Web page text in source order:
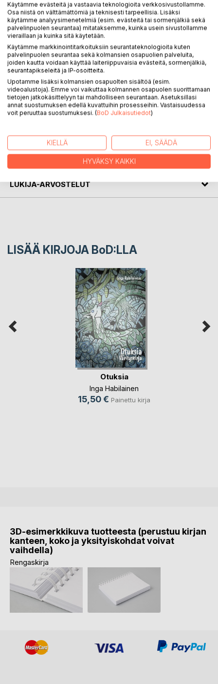
Kuvat on painettu paperin yhdelle puolelle, jotta tusseillakin
värittäminen on mahdollista.
********
The book contains food, home and garden related line art
illustrations for coloring.
The illustrations are printed on one side of the paper only,
so that coloring with markers is possible.
LEHDISTÖARVOSTELUT
LUKIJA-ARVOSTELUT
LISÄÄ KIRJOJA BoD:LLA
Otuksia
Inga Habilainen
15,50 € Painettu kirja
3D-esimerkkikuva tuotteesta (perustuu kirjan
kanteen, koko ja yksityiskohdat voivat
vaihdella)
Rengaskirja
Käytämme evästeitä ja vastaavia teknologioita verkkosivustollamme.
Osa niistä on välttämättömiä ja teknisesti tarpeellisia. Lisäksi
käytämme analyysimenetelmiä (esim. evästeitä tai sormenjälkiä sekä
palvelinpuolen seurantaa) mitataksemme, kuinka usein sivustollamme
vieraillaan ja kuinka sitä käytetään.
Käytämme markkinointitarkoituksiin seurantateknologioita kuten
palvelinpuolen seurantaa sekä kolmansien osapuolien palveluita,
joiden kautta voidaan käyttää laiteriippuvaisia evästeitä, sormenjälkiä,
seurantapikseleitä ja IP-osoitteita.
Upotamme lisäksi kolmansien osapuolten sisältöä (esim.
videoalustoja). Emme voi vaikuttaa kolmannen osapuolen suorittamaan
tietojen jatkokäsittelyyn tai mahdolliseen seurantaan. Asetuksillasi
annat suostumuksen edellä kuvattuihin prosesseihin. Vastaisuudessa
voit peruuttaa suostumuksesi. (BoD Julkaisutiedot)
KIELLÄ EI, SÄÄDÄ
HYVÄKSY KAIKKI